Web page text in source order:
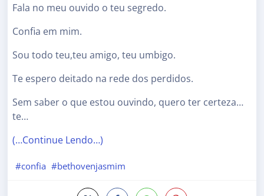
Fala no meu ouvido o teu segredo.
Confia em mim.
Sou todo teu,teu amigo, teu umbigo.
Te espero deitado na rede dos perdidos.
Sem saber o que estou ouvindo, quero ter certeza…
te…
(…Continue Lendo…)
#confia #bethovenjasmim